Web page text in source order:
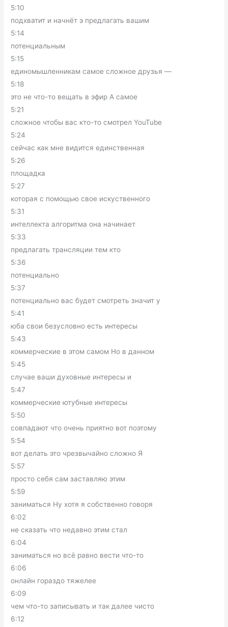
5:10
подхватит и начнёт э предлагать вашим
5:14
потенциальным
5:15
единомышленникам самое сложное друзья —
5:18
это не что-то вещать в эфир А самое
5:21
сложное чтобы вас кто-то смотрел YouTube
5:24
сейчас как мне видится единственная
5:26
площадка
5:27
которая с помощью свое искуственного
5:31
интеллекта алгоритма она начинает
5:33
предлагать трансляции тем кто
5:36
потенциально
5:37
потенциально вас будет смотреть значит у
5:41
юба свои безусловно есть интересы
5:43
коммерческие в этом самом Но в данном
5:45
случае ваши духовные интересы и
5:47
коммерческие ютубные интересы
5:50
совпадают что очень приятно вот поэтому
5:54
вот делать это чрезвычайно сложно Я
5:57
просто себя сам заставляю этим
5:59
заниматься Ну хотя я собственно говоря
6:02
не сказать что недавно этим стал
6:04
заниматься но всё равно вести что-то
6:06
онлайн гораздо тяжелее
6:09
чем что-то записывать и так далее чисто
6:12